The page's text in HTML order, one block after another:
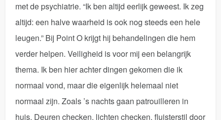
met de psychiatrie. “Ik ben altijd eerlijk geweest. Ik zeg
altijd: een halve waarheid is ook nog steeds een hele
leugen.” Bij Point O krijgt hij behandelingen die hem
verder helpen. Veiligheid is voor mij een belangrijk
thema. Ik ben hier achter dingen gekomen die ik
normaal vond, maar die eigenlijk helemaal niet
normaal zijn. Zoals ’s nachts gaan patrouilleren in
huis. Deuren checken, lichten checken, fluisterstil door